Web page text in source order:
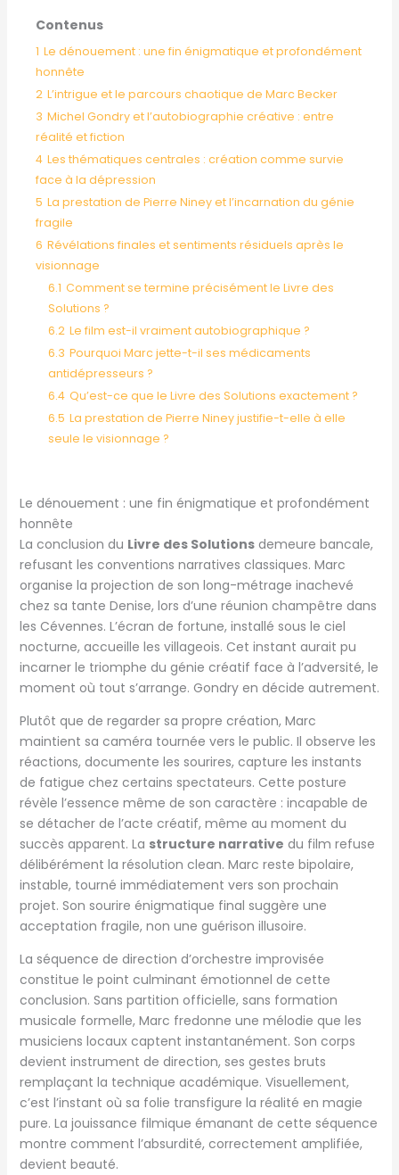
Contenus
1 Le dénouement : une fin énigmatique et profondément
honnête
2 L’intrigue et le parcours chaotique de Marc Becker
3 Michel Gondry et l’autobiographie créative : entre
réalité et fiction
4 Les thématiques centrales : création comme survie
face à la dépression
5 La prestation de Pierre Niney et l’incarnation du génie
fragile
6 Révélations finales et sentiments résiduels après le
visionnage
6.1 Comment se termine précisément le Livre des
Solutions ?
6.2 Le film est-il vraiment autobiographique ?
6.3 Pourquoi Marc jette-t-il ses médicaments
antidépresseurs ?
6.4 Qu’est-ce que le Livre des Solutions exactement ?
6.5 La prestation de Pierre Niney justifie-t-elle à elle
seule le visionnage ?
Le dénouement : une fin énigmatique et profondément
honnête
La conclusion du Livre des Solutionsdemeure bancale,
refusant les conventions narratives classiques. Marc
organise la projection de son long-métrage inachevé
chez sa tante Denise, lors d’une réunion champêtre dans
les Cévennes. L’écran de fortune, installé sous le ciel
nocturne, accueille les villageois. Cet instant aurait pu
incarner le triomphe du génie créatif face à l’adversité, le
moment où tout s’arrange. Gondry en décide autrement.
Plutôt que de regarder sa propre création, Marc
maintient sa caméra tournée vers le public. Il observe les
réactions, documente les sourires, capture les instants
de fatigue chez certains spectateurs. Cette posture
révèle l’essence même de son caractère : incapable de
se détacher de l’acte créatif, même au moment du
succès apparent. La structure narrative du film refuse
délibérément la résolution clean. Marc reste bipolaire,
instable, tourné immédiatement vers son prochain
projet. Son sourire énigmatique final suggère une
acceptation fragile, non une guérison illusoire.
La séquence de direction d’orchestre improvisée
constitue le point culminant émotionnel de cette
conclusion. Sans partition officielle, sans formation
musicale formelle, Marc fredonne une mélodie que les
musiciens locaux captent instantanément. Son corps
devient instrument de direction, ses gestes bruts
remplaçant la technique académique. Visuellement,
c’est l’instant où sa folie transfigure la réalité en magie
pure. La jouissance filmique émanant de cette séquence
montre comment l’absurdité, correctement amplifiée,
devient beauté.